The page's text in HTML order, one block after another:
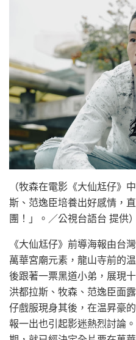
（牧森在電影《大仙尪仔》
斯、范逸臣培養出好感情，
團！」。／公視台語台 提供）
《大仙尪仔》前導海報由台
萬華宮廟元素，龍山寺前的
後跟著一票黑道小弟，展現
洪都拉斯、牧森、范逸臣面
仔戲服現身其後，在温昇豪
報一出也引起影迷熱烈討論